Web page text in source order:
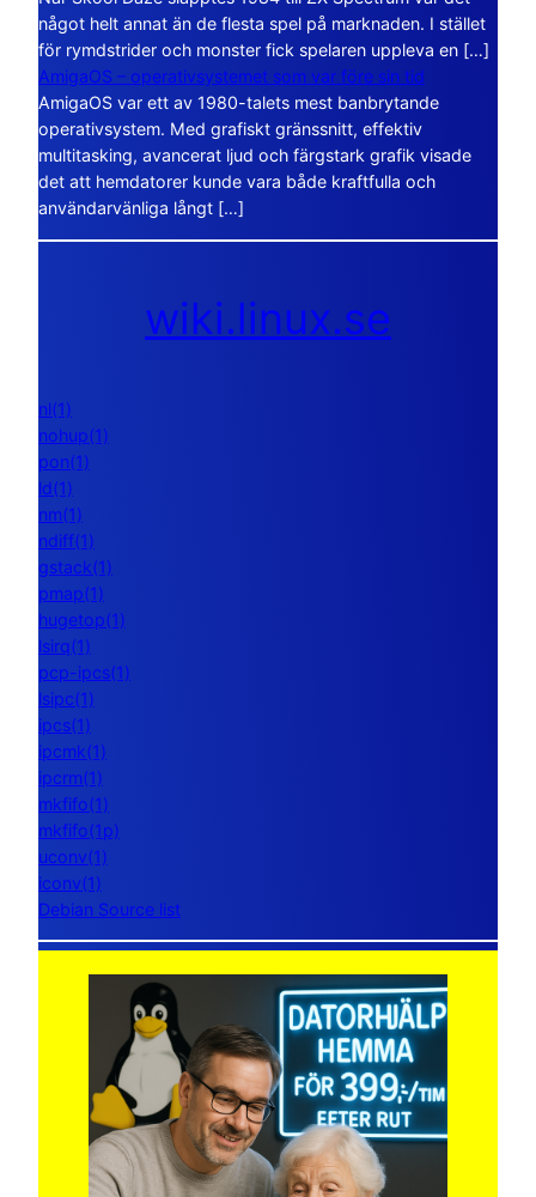
något helt annat än de flesta spel på marknaden. I stället
för rymdstrider och monster fick spelaren uppleva en […]
AmigaOS – operativsystemet som var före sin tid
AmigaOS var ett av 1980-talets mest banbrytande
operativsystem. Med grafiskt gränssnitt, effektiv
multitasking, avancerat ljud och färgstark grafik visade
det att hemdatorer kunde vara både kraftfulla och
användarvänliga långt […]
wiki.linux.se
nl(1)
nohup(1)
pon(1)
ld(1)
nm(1)
ndiff(1)
gstack(1)
pmap(1)
hugetop(1)
lsirq(1)
pcp-ipcs(1)
lsipc(1)
ipcs(1)
ipcmk(1)
ipcrm(1)
mkfifo(1)
mkfifo(1p)
uconv(1)
iconv(1)
Debian Source list